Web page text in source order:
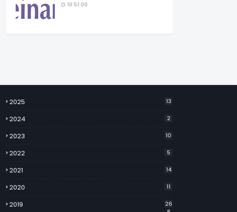
10:51:00
2025 13
2024 2
2023 10
2022 5
2021 14
2020 11
2019
26